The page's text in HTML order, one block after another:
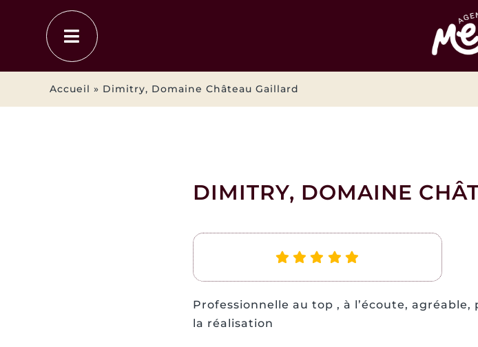
contenu
Accueil » Dimitry, Domaine Château Gaillard
DIMITRY, DOMAINE
Professionnelle au top , à l’écoute,
la réalisation